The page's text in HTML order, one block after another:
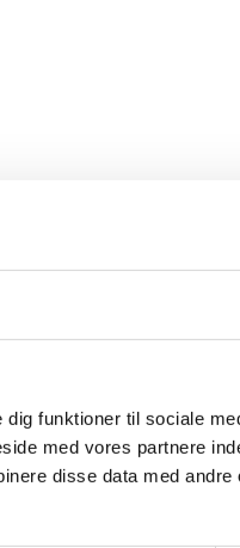
funktioner til sociale
med vores partnere
disse data med andre